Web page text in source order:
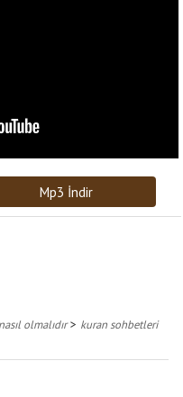
Mp3 İndir
olmalıdır> kuran sohbetleri